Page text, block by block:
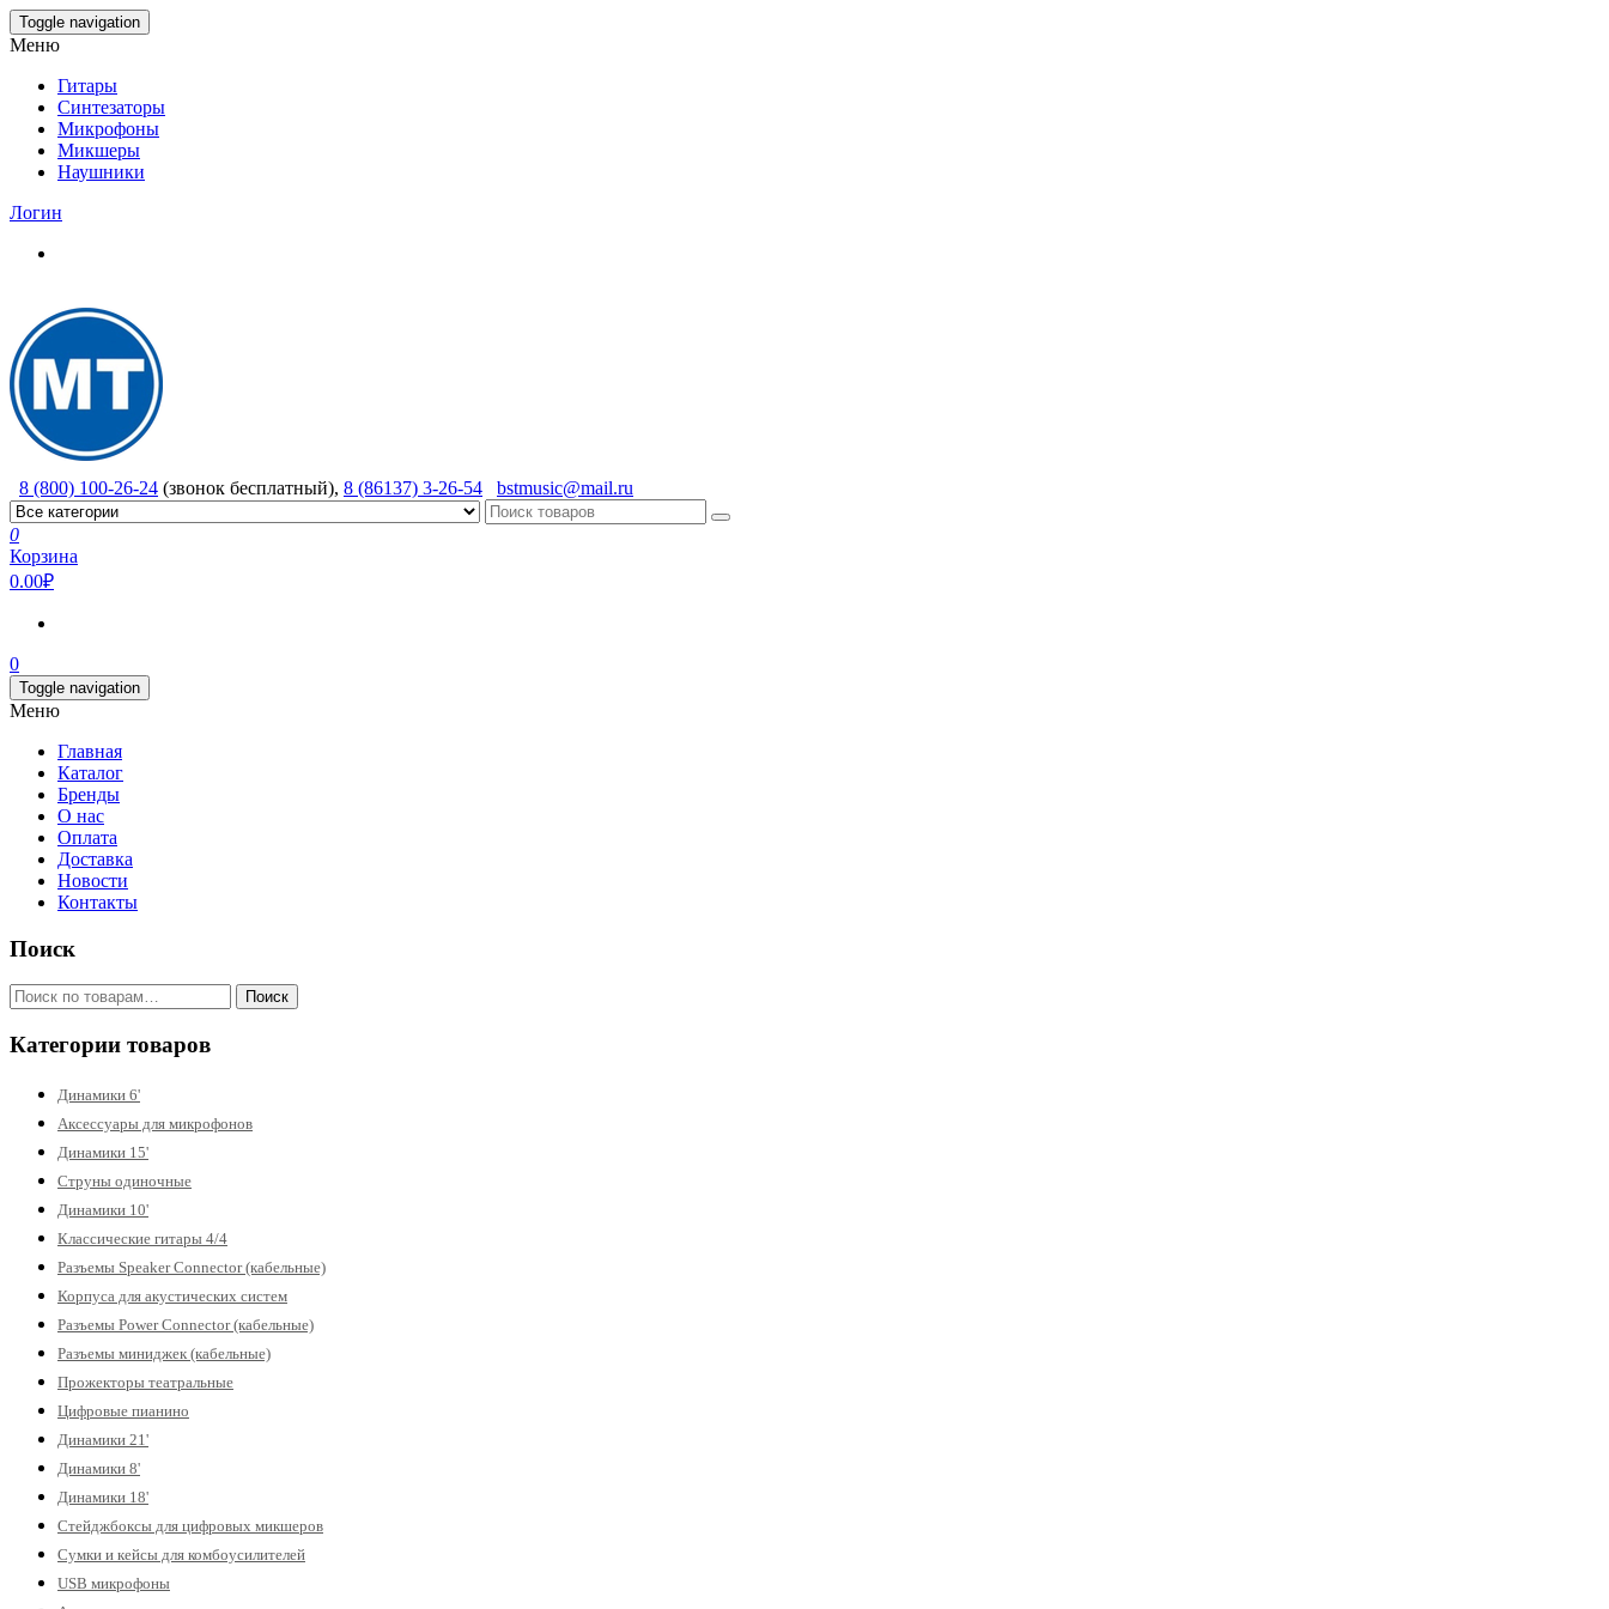
Skip
to
content
Toggle navigation
Меню
Гитары
Синтезаторы
Микрофоны
Микшеры
Наушники
Логин
8 (800) 100-26-24 (звонок бесплатный), 8 (86137) 3-26-54 bstmusic@mail.ru
0
Корзина
0.00₽
0
Toggle navigation
Меню
Главная
Каталог
Бренды
О нас
Оплата
Доставка
Новости
Контакты
Поиск
Искать: Поиск
Категории товаров
Динамики 6'
Аксессуары для микрофонов
Динамики 15'
Струны одиночные
Динамики 10'
Классические гитары 4/4
Разъемы Speaker Connector (кабельные)
Корпуса для акустических систем
Разъемы Power Connector (кабельные)
Разъемы миниджек (кабельные)
Прожекторы театральные
Цифровые пианино
Динамики 21'
Динамики 8'
Динамики 18'
Стейджбоксы для цифровых микшеров
Сумки и кейсы для комбоусилителей
USB микрофоны